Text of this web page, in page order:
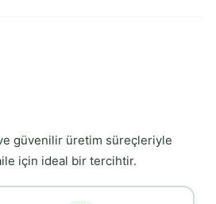
ve güvenilir üretim süreçleriyle
için ideal bir tercihtir.